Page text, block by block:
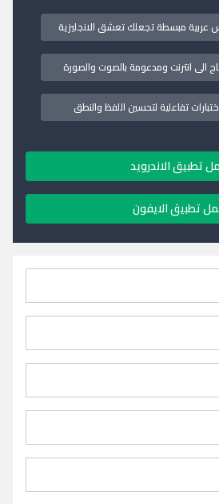
عربية مبسطة تجعلك تعشق الانجليزية
الى انترنت ومدعومة بالصوت والصورة
تطبيق الاندرويد
تطبيق الايفون